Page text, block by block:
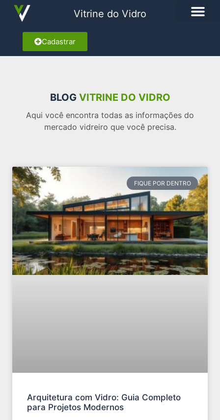
Vitrine do Vidro
Cadastrar
BLOG VITRINE DO VIDRO
Aqui você encontra todas as informações do
mercado vidreiro que você precisa.
FIQUE POR DENTRO
Arquitetura com Vidro: Guia Completo
para Projetos Modernos